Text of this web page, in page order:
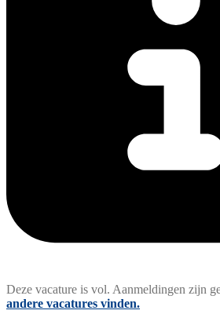
Deze vacature is vol. Aanmeldingen zijn
andere vacatures vinden.